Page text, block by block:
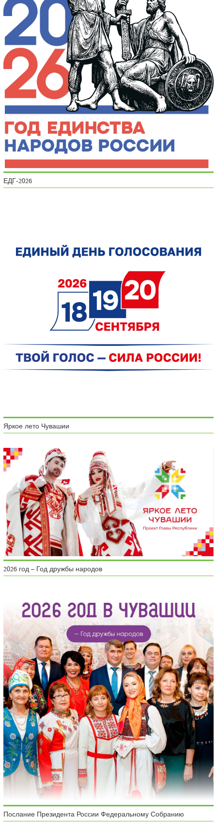
ЕДГ-2026
Яркое лето Чувашии
2026 год – Год дружбы народов
Послание Президента России Федеральному Собранию